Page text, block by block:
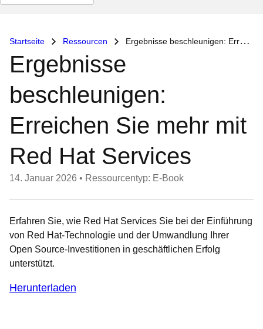
auswählen
Startseite Ressourcen Ergebnisse beschleunigen: Erreichen Sie mehr mit Red Hat Services
Ergebnisse
beschleunigen:
Erreichen Sie mehr mit
Red Hat Services
14. Januar 2026 • Ressourcentyp: E-Book
Erfahren Sie, wie Red Hat Services Sie bei der Einführung
von Red Hat-Technologie und der Umwandlung Ihrer
Open Source-Investitionen in geschäftlichen Erfolg
unterstützt.
Herunterladen